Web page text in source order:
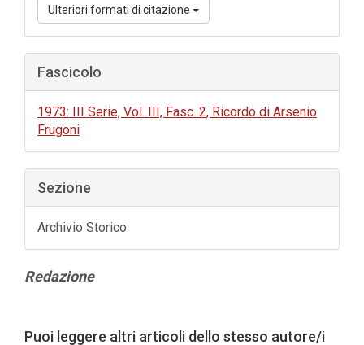
Ulteriori formati di citazione
Fascicolo
1973: III Serie, Vol. III, Fasc. 2, Ricordo di Arsenio
Frugoni
Sezione
Archivio Storico
Contenuto
Redazione
Puoi leggere altri articoli dello stesso autore/i